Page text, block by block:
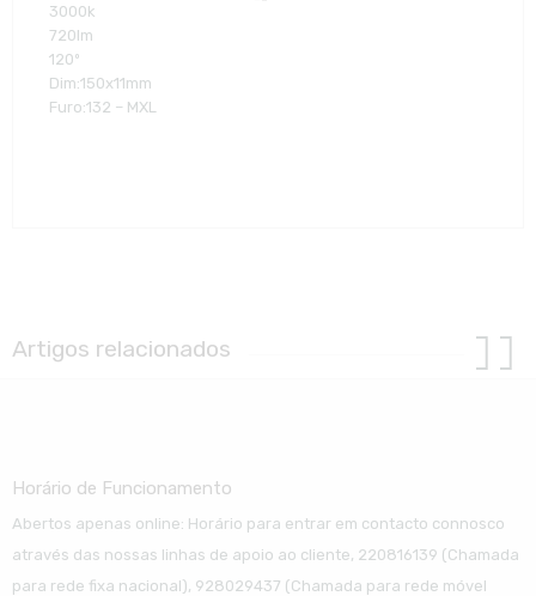
3000k
720lm
120º
Dim:150x11mm
Furo:132 – MXL
Artigos relacionados
Horário de Funcionamento
Abertos apenas online: Horário para entrar em contacto connosco
através das nossas linhas de apoio ao cliente, 220816139 (Chamada
para rede fixa nacional), 928029437 (Chamada para rede móvel